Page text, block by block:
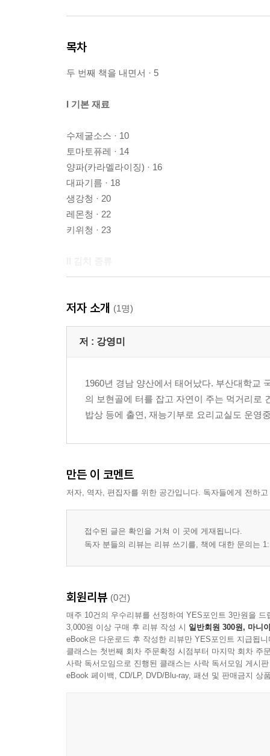
목차
두 번째 책을 내면서 · 5
I 기본 재료
수제굴소스 · 10
토마토퓨레 · 14
양파(카라멜라이징) · 16
대파기름 · 18
생강청 · 20
레몬청 · 22
키위청 · 23
나박김치 · 30
대파김치 · 33
쪽파김치 · 36
열무물김치와 열무잘박김치 · 46
냉면 무김치 · 50
아롱사태 편육 · 59
표고버섯 탕수 · 62
감성동찜 · 65
닭다리살 갈비맛 스테이크 · 68
세계적인 국민 식재료 감자 요리 · 71
닭살 떡갈비 · 86
전통 약밥 · 92
궁중 잡채 · 95
오색 국수 꼬막무침 · 98
모둠 나물 만두 · 101
저자 소개 (1명)
저 : 강영미
1960년 경남 양산에서 태어났다. 부산대학교
의 보현골에 터를 잡고 자연이 주는 먹거리로
밥상 등에 출연, 재능기부로 요리교실도 운영
만든 이 코멘트
저자, 역자, 편집자를 위한 공간입니다. 독자들에게 전하
접수된 글은 확인을 거쳐 이 곳에 게재됩니다.
독자 분들의 리뷰는 리뷰 쓰기를, 책에 대한 문의는
회원리뷰 (0건)
매주 10건의 우수리뷰를 선정하여 YES포인트 3만원을 드
3,000원 이상 구매 후 리뷰 작성 시 일반회원 300원, 마니
eBook은 다운로드 후 작성한 리뷰만 YES포인트 지급됩니
클래스는 첫번째 회차 주문확정 시점부터 마지막 회차 주
사락 독서모임으로 진행된 클래스는 사락 독서모임 게시
eBook 페이백, CD/LP, DVD/Blu-ray, 패션 및 판매금지 상